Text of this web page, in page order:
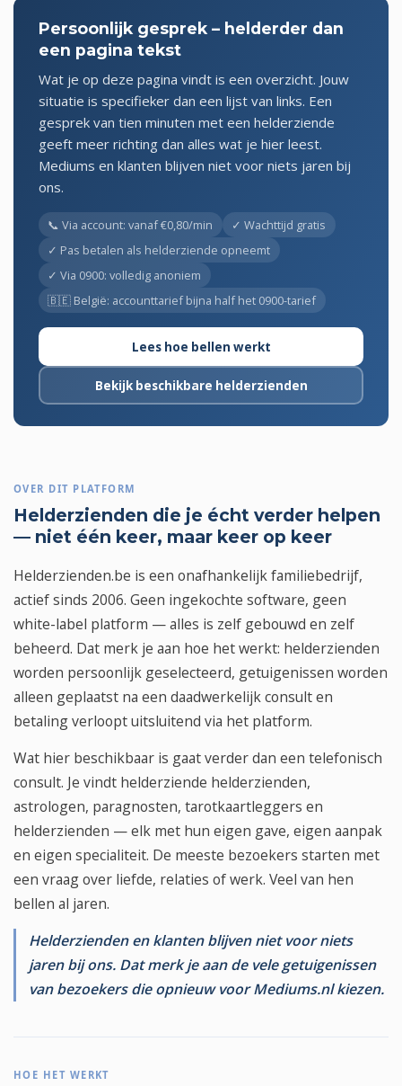
Persoonlijk gesprek – helderder dan
een pagina tekst
Wat je op deze pagina vindt is een overzicht. Jouw
situatie is specifieker dan een lijst van links. Een
gesprek van tien minuten met een helderziende
geeft meer richting dan alles wat je hier leest.
Mediums en klanten blijven niet voor niets jaren bij
ons.
📞 Via account: vanaf €0,80/min
✓ Wachttijd gratis
✓ Pas betalen als helderziende opneemt
✓ Via 0900: volledig anoniem
🇧🇪 België: accounttarief bijna half het 0900-tarief
Lees hoe bellen werkt
Bekijk beschikbare helderzienden
OVER DIT PLATFORM
Helderzienden die je écht verder helpen
— niet één keer, maar keer op keer
Helderzienden.be is een onafhankelijk familiebedrijf,
actief sinds 2006. Geen ingekochte software, geen
white-label platform — alles is zelf gebouwd en zelf
beheerd. Dat merk je aan hoe het werkt: helderzienden
worden persoonlijk geselecteerd, getuigenissen worden
alleen geplaatst na een daadwerkelijk consult en
betaling verloopt uitsluitend via het platform.
Wat hier beschikbaar is gaat verder dan een telefonisch
consult. Je vindt helderziende helderzienden,
astrologen, paragnosten, tarotkaartleggers en
helderzienden — elk met hun eigen gave, eigen aanpak
en eigen specialiteit. De meeste bezoekers starten met
een vraag over liefde, relaties of werk. Veel van hen
bellen al jaren.
Helderzienden en klanten blijven niet voor niets
jaren bij ons. Dat merk je aan de vele getuigenissen
van bezoekers die opnieuw voor Mediums.nl kiezen.
HOE HET WERKT